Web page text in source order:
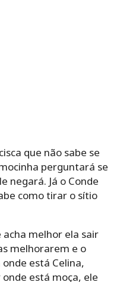
que não sabe se
perguntará se
negará. Já o Conde
como tirar o sítio
melhor ela sair
melhorarem e o
está Celina,
está moça, ele